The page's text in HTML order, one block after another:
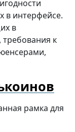
в интерфейсе.
в
к
рамка для